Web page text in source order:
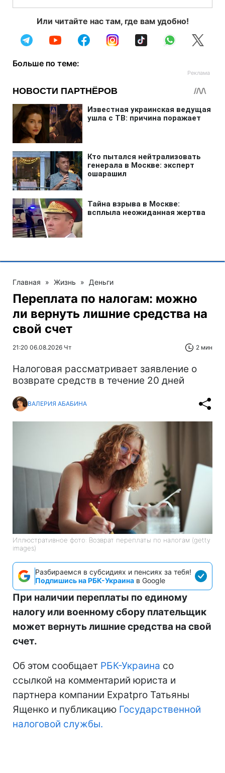
Или читайте нас там, где вам удобно!
Больше по теме:
Главная » Жизнь » Деньги
Переплата по налогам: можно
ли вернуть лишние средства на
свой счет
21:20 06.08.2026 Чт 2 мин
Налоговая рассматривает заявление о
возврате средств в течение 20 дней
ВАЛЕРИЯ АБАБИНА
Иллюстративное фото: Возврат переплаты по налогам (getty
images)
Разбираемся в субсидиях и пенсиях за тебя!
Подпишись на РБК-Украина в Google
При наличии переплаты по единому
налогу или военному сбору плательщик
может вернуть лишние средства на свой
счет.
Об этом сообщает РБК-Украина со
ссылкой на комментарий юриста и
партнера компании Expatpro Татьяны
Ященко и публикацию Государственной
налоговой службы.